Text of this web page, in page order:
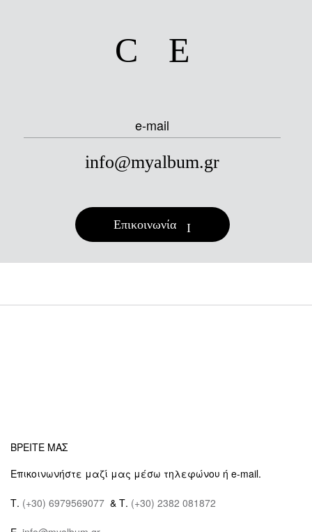
e-mail
info@myalbum.gr
Επικοινωνία
ΒΡΕΙΤΕ ΜΑΣ
Επικοινωνήστε μαζί μας μέσω τηλεφώνου ή e-mail.
Τ. (+30) 6979569077 & Τ. (+30) 2382 081872